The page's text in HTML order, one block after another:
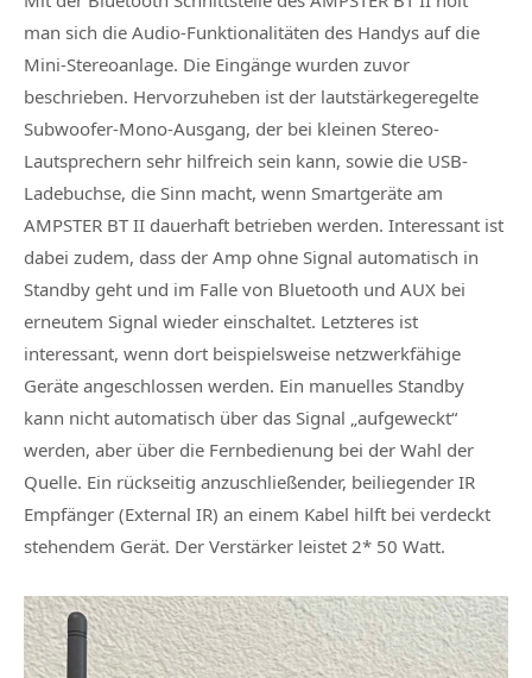
man sich die Audio-Funktionalitäten des Handys auf die
Mini-Stereoanlage. Die Eingänge wurden zuvor
beschrieben. Hervorzuheben ist der lautstärkegeregelte
Subwoofer-Mono-Ausgang, der bei kleinen Stereo-
Lautsprechern sehr hilfreich sein kann, sowie die USB-
Ladebuchse, die Sinn macht, wenn Smartgeräte am
AMPSTER BT II dauerhaft betrieben werden. Interessant ist
dabei zudem, dass der Amp ohne Signal automatisch in
Standby geht und im Falle von Bluetooth und AUX bei
erneutem Signal wieder einschaltet. Letzteres ist
interessant, wenn dort beispielsweise netzwerkfähige
Geräte angeschlossen werden. Ein manuelles Standby
kann nicht automatisch über das Signal „aufgeweckt“
werden, aber über die Fernbedienung bei der Wahl der
Quelle. Ein rückseitig anzuschließender, beiliegender IR
Empfänger (External IR) an einem Kabel hilft bei verdeckt
stehendem Gerät. Der Verstärker leistet 2* 50 Watt.